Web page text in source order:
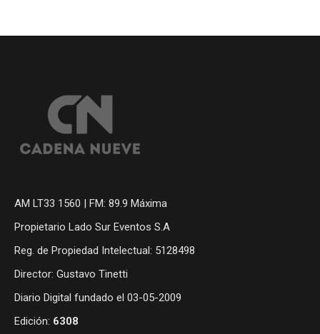
AM LT33 1560 | FM: 89.9 Máxima
Propietario Lado Sur Eventos S.A
Reg. de Propiedad Intelectual: 5128498
Director: Gustavo Tinetti
Diario Digital fundado el 03-05-2009
Edición: 6308